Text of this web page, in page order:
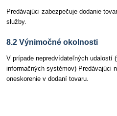
Predávajúci zabezpečuje dodanie
služby.
8.2 Výnimočné okolnosti
V prípade nepredvídateľných udalostí
informačných systémov) Predávajúci
oneskorenie v dodaní tovaru.